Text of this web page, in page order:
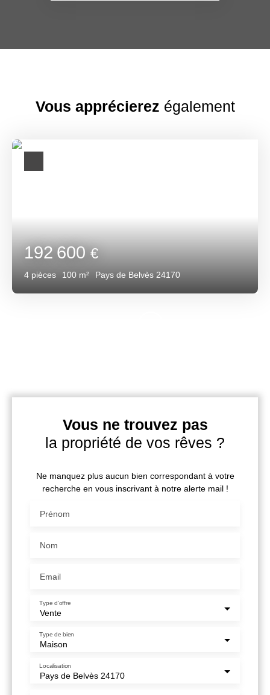
Vous apprécierez également
192 600€
4 pièces 100 m² Pays de Belvès 24170
Vous ne trouvez pas
la propriété de vos rêves ?
Ne manquez plus aucun bien correspondant à votre
recherche en vous inscrivant à notre alerte mail !
Prénom
Nom
Email
Vente
Type d'offre
Maison
Type de bien
Pays de Belvès 24170
Localisation